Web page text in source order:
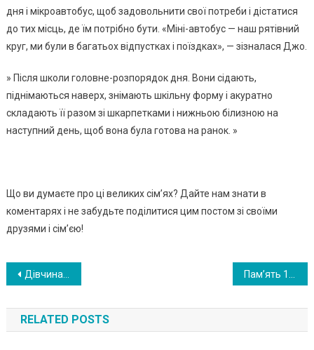
дня і мікроавтобус, щоб задовольнити свої потреби і дістатися
до тих місць, де їм потрібно бути. «Міні-автобус — наш рятівний
круг, ми були в багатьох відпустках і поїздках», — зізналася Джо.
» Після школи головне-розпорядок дня. Вони сідають,
піднімаються наверх, знімають шкільну форму і акуратно
складають її разом зі шкарпетками і нижньою білизною на
наступний день, щоб вона була готова на ранок. »
Що ви думаєте про ці великих сім’ях? Дайте нам знати в
коментарях і не забудьте поділитися цим постом зі своїми
друзями і сім’єю!
Навигация
по
записям
Дівчина випадково виявила тає мні заощад ження батька після того, як роз би ла вазу. ФОТО
RELATED POSTS